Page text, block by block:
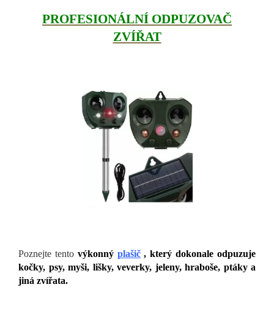
PROFESIONÁLNÍ ODPUZOVAČ
ZVÍŘAT
Poznejte tento výkonný plašič, který dokonale odpuzuje
kočky, psy, myši, lišky, veverky, jeleny, hraboše, ptáky a
jiná zvířata.